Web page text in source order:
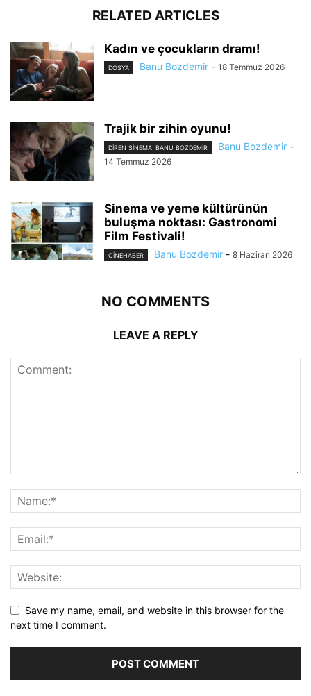
RELATED ARTICLES
Kadın ve çocukların dramı!
DOSYA Banu Bozdemir - 18 Temmuz 2026
Trajik bir zihin oyunu!
DIREN SINEMA: BANU BOZDEMIR Banu Bozdemir -
14 Temmuz 2026
Sinema ve yeme kültürünün
buluşma noktası: Gastronomi
Film Festivali!
CINEHABER Banu Bozdemir - 8 Haziran 2026
NO COMMENTS
LEAVE A REPLY
Save my name, email, and website in this browser for the
next time I comment.